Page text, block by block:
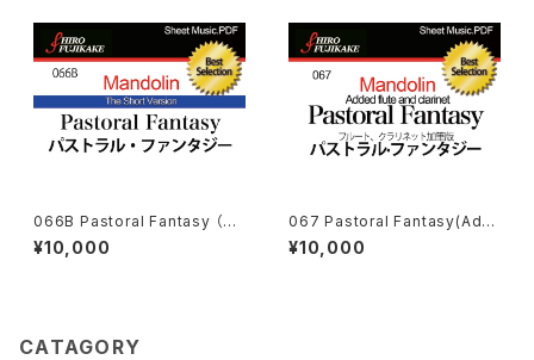
066B Pastoral Fantasy （Sh
ort ver. within 10 mins）パス
トラル·ファンタジー （コンクール
¥10,000
067 Pastoral Fantasy(Addi
tional Version) (Added FI &
CI) 追加版·パストラル·ファンタ
¥10,000
CATAGORY